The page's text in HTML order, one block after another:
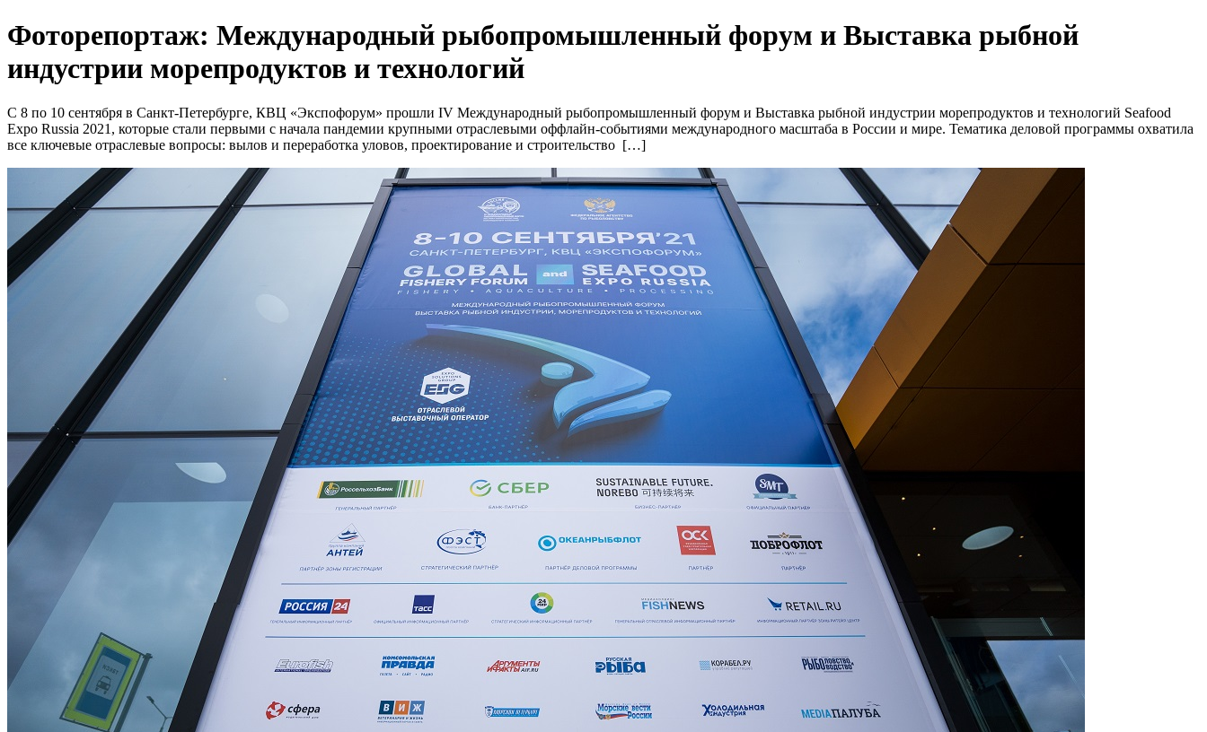
Фоторепортаж: Международный рыбопромышленный форум и Выставка рыбной
индустрии морепродуктов и технологий
С 8 по 10 сентября в Санкт-Петербурге, КВЦ «Экспофорум» прошли IV Международный рыбопромышленный форум и Выставка рыбной индустрии морепродуктов и технологий Seafood
Expo Russia 2021, которые стали первыми с начала пандемии крупными отраслевыми оффлайн-событиями международного масштаба в России и мире. Тематика деловой программы охватила
все ключевые отраслевые вопросы: вылов и переработка уловов, проектирование и строительство […]